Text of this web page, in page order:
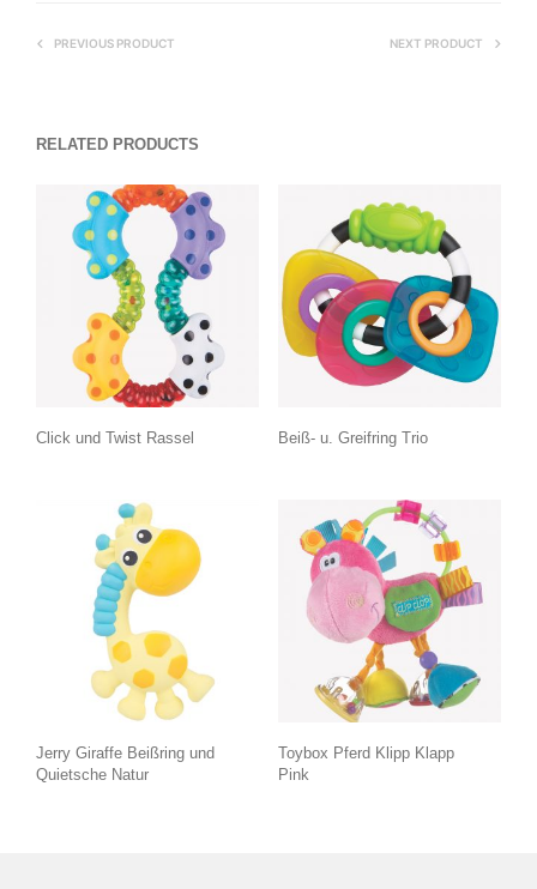
PREVIOUS PRODUCT NEXT PRODUCT
RELATED PRODUCTS
Click und Twist Rassel Beiß- u. Greifring Trio
Jerry Giraffe Beißring und
Quietsche Natur
Toybox Pferd Klipp Klapp
Pink